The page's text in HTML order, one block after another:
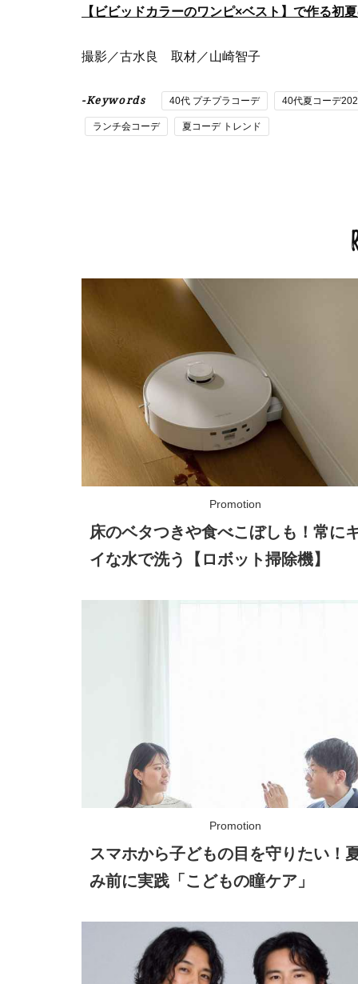
【ビビッドカラーのワンピ×ベスト】で作る初
撮影／古水良 取材／山崎智子
-Keywords 40代 プチプラコーデ 40代夏コーデ
ランチ会コーデ 夏コーデ トレンド
床のベタつきや食べこぼしも！常に
イな水で洗う【ロボット掃除機】
スマホから子どもの目を守りたい！
み前に実践「こどもの瞳ケア」